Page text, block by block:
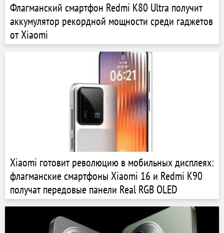
Флагманский смартфон Redmi K80 Ultra получит
аккумулятор рекордной мощности среди гаджетов
от Xiaomi
Xiaomi готовит революцию в мобильных дисплеях:
флагманские смартфоны Xiaomi 16 и Redmi K90
получат передовые панели Real RGB OLED